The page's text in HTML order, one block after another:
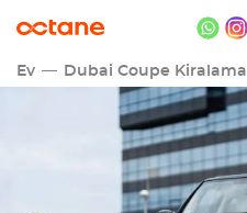
Ev Dubai Coupe Kiralama